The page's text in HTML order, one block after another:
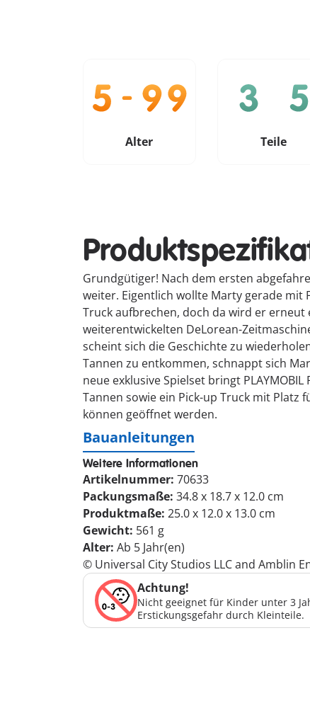
Alter Teile
Grundgütiger! Nach dem ersten
weiter. Eigentlich wollte Marty gerade mit
Truck aufbrechen, doch da wird er erneut
weiterentwickelten DeLorean-
scheint sich die Geschichte zu
Tannen zu entkommen, schnappt sich
neue exklusive Spielset bringt
Tannen sowie ein Pick-up Truck mit Platz
können geöffnet werden.
Bauanleitungen
Weitere Informationen
Artikelnummer: 70633
Packungsmaße: 34.8 x 18.7 x 12.0 cm
Produktmaße: 25.0 x 12.0 x 13.0 cm
Gewicht: 561 g
Alter: Ab 5 Jahr(en)
© Universal City Studios LLC and Amblin
Achtung!
Nicht geeignet für Kinder unter 3
Erstickungsgefahr durch Kleinteile.